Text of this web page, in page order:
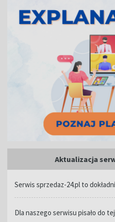
Aktualizacja
Serwis sprzedaz-24.pl to
Dla naszego serwisu pisało do